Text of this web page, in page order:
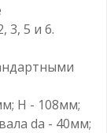
3, 5 и 6.
H - 108мм;
da - 40мм;